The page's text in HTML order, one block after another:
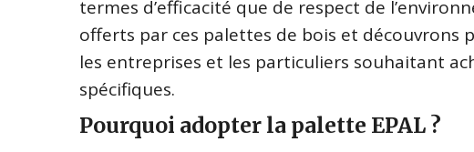
termes d’efficacité que de respect de
offerts par ces palettes de bois et découvrons
les entreprises et les particuliers souhaitant
spécifiques.
Pourquoi adopter la palette EPAL ?